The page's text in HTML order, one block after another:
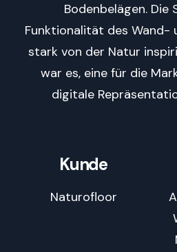
Bodenbelägen. Die
Funktionalität des Wand-
stark von der Natur
war es, eine für die
digitale
Kunde
Naturofloor